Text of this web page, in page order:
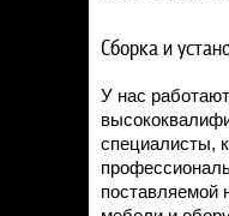
Сборка и
У нас работают
специалисты,
поставляемой